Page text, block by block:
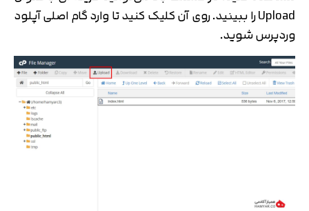
Upload را ببینید. روی آن کلیک کنید تا وارد گام اصلی آپلود
وردپرس شوید.